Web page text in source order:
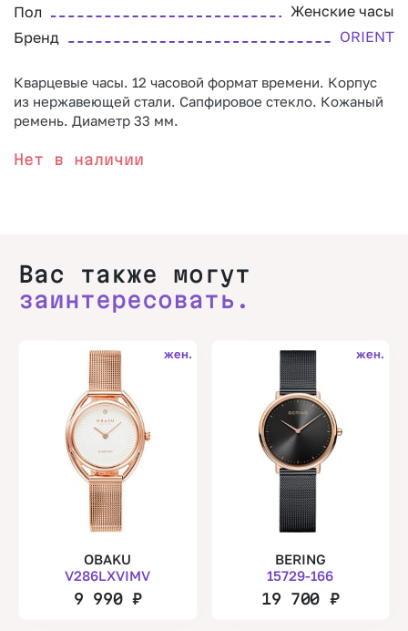
Пол
Женские часы
Бренд
ORIENT
Кварцевые часы. 12 часовой формат времени. Корпус
из нержавеющей стали. Сапфировое стекло. Кожаный
ремень. Диаметр 33 мм.
Нет в наличии
Вас также могут
заинтересовать.
жен.
OBAKU
V286LXVIMV
9 990 ₽
жен.
BERING
15729-166
19 700 ₽